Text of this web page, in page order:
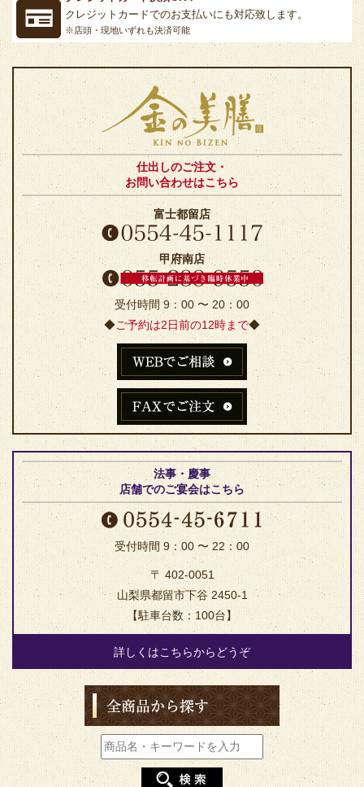
クレジットカードでのお支払いにも対応致します。
※店頭・現地いずれも決済可能
仕出しのご注文・
お問い合わせはこちら
富士都留店
甲府南店
受付時間 9：00 〜 20：00
◆ご予約は2日前の12時まで◆
法事・慶事
店舗でのご宴会はこちら
受付時間 9：00 〜 22：00
〒 402-0051
山梨県都留市下谷 2450-1
【駐車台数：100台】
詳しくはこちらからどうぞ